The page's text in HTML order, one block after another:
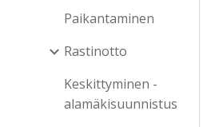
Paikantaminen
Rastinotto
Keskittyminen -
alamäkisuunnistus